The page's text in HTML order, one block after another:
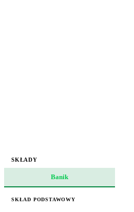
SKŁADY
Banik
SKŁAD PODSTAWOWY